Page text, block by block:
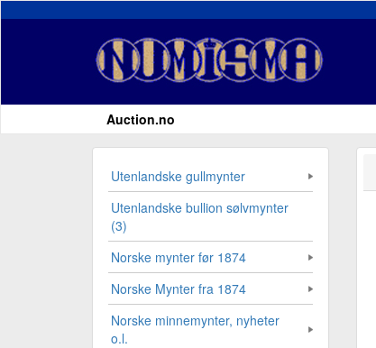
Auction.no
Utenlandske gullmynter
Utenlandske bullion sølvmynter
(3)
Norske mynter før 1874
Norske Mynter fra 1874
Norske minnemynter, nyheter
o.l.